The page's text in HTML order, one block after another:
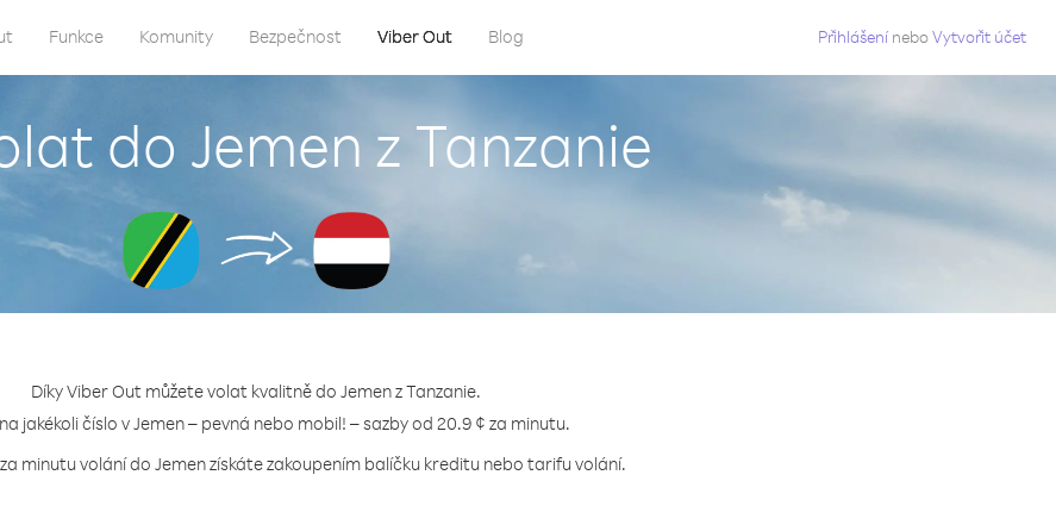
Funkce Komunity Bezpečnost Viber Out Blog Přihlášení neboVytvořit účet
do Jemen z Tanzanie
Díky Viber Out můžete volat kvalitně do Jemen z Tanzanie.
jakékoli číslo v Jemen – pevná nebo mobil! – sazby od 20.9 ¢ za minutu.
minutu volání do Jemen získáte zakoupením balíčku kreditu nebo tarifu volání.